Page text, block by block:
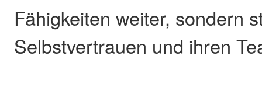
Fähigkeiten weiter, sondern
Selbstvertrauen und ihren